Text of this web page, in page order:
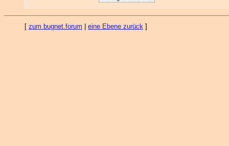
[ zum bugnet.forum eine Ebene zurück ]